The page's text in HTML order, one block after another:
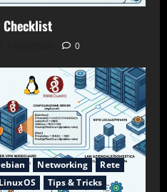
Checklist
0
Networking
Rete
Tips & Tricks